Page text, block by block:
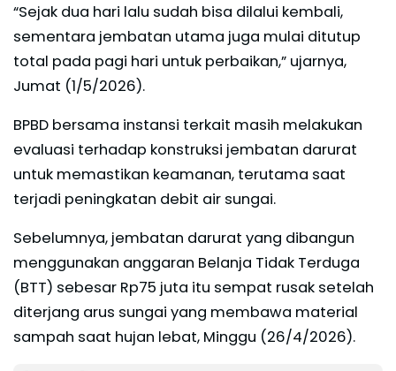
“Sejak dua hari lalu sudah bisa dilalui kembali,
sementara jembatan utama juga mulai ditutup
total pada pagi hari untuk perbaikan,” ujarnya,
Jumat (1/5/2026).
BPBD bersama instansi terkait masih melakukan
evaluasi terhadap konstruksi jembatan darurat
untuk memastikan keamanan, terutama saat
terjadi peningkatan debit air sungai.
Sebelumnya, jembatan darurat yang dibangun
menggunakan anggaran Belanja Tidak Terduga
(BTT) sebesar Rp75 juta itu sempat rusak setelah
diterjang arus sungai yang membawa material
sampah saat hujan lebat, Minggu (26/4/2026).